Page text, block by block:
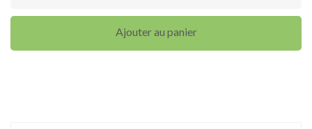
Ajouter au panier